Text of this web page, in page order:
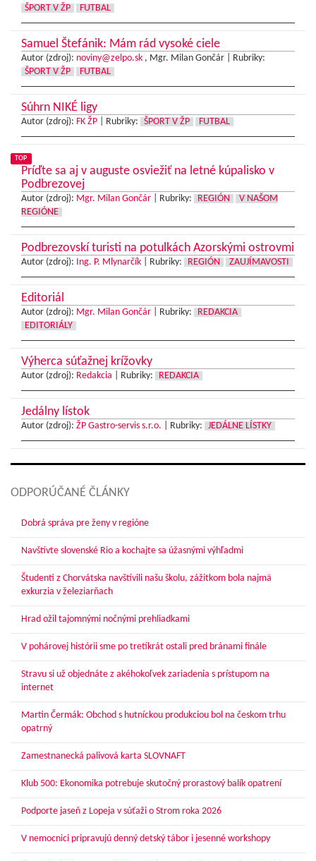
ŠPORT V ŽP FUTBAL
Samuel Štefánik: Mám rád vysoké ciele
Autor (zdroj): noviny@zelpo.sk , Mgr. Milan Gončár |
Rubriky:
ŠPORT V ŽP
FUTBAL
Súhrn NIKÉ ligy
Autor (zdroj): FK ŽP Rubriky: ŠPORT V ŽP FUTBAL
TOP
Príďte sa aj v auguste osviežiť na letné kúpalisko v
Podbrezovej
Autor (zdroj): Mgr. Milan Gončár Rubriky: REGIÓN
V NAŠOM
REGIÓNE
Podbrezovskí turisti na potulkách Azorskými ostrovmi
Autor (zdroj): Ing. P. Mlynarčík Rubriky: REGIÓN ZAUJÍMAVOSTI
Editoriál
Autor (zdroj): Mgr. Milan Gončár Rubriky:
REDAKCIA
EDITORIÁLY
Výherca súťažnej krížovky
Autor (zdroj): Redakcia Rubriky: REDAKCIA
Jedálny lístok
Autor (zdroj): ŽP Gastro-servis s.r.o. Rubriky: JEDÁLNE LÍSTKY
ODPORÚČANÉ ČLÁNKY
Dobrá správa pre ženy v regióne
Navštívte slovenské Rio a kochajte sa úžasnými výhľadmi
Študenti z Chorvátska navštívili našu školu, zážitkom bola najmä
exkurzia v železiarňach
Hrad ožil tajomnými nočnými prehliadkami
V pohárovej histórii sme po tretíkrát ostali pred bránami finále
Stravu si už objednáte z akéhokoľvek zariadenia s prístupom na
internet
Martin Čermák: Obchod s hutníckou produkciou bol na českom trhu
opatrný
Zamestnanecká palivová karta SLOVNAFT
Klub 500: Ekonomika potrebuje skutočný prorastový balík opatrení
Podporte jaseň z Lopeja v súťaži o Strom roka 2026
V nemocnici pripravujú denný detský tábor i jesenné workshopy